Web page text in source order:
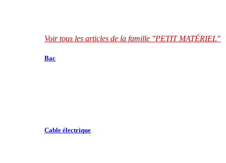
Voir tous les articles de la famille "PETIT MATÉRIEL"
Bac
Cable électrique